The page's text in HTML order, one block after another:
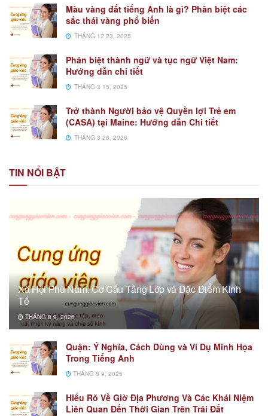
Màu vàng đất tiếng Anh là gì? Phân biệt các
sắc thái vàng phổ biến
THÁNG 12 23, 2025
Phân biệt thành ngữ và tục ngữ Việt Nam:
Hướng dẫn chi tiết
THÁNG 3 15, 2026
Trở thành Người bảo vệ Quyền lợi Trẻ em
(CASA) tại Maine: Hướng dẫn Chi tiết
THÁNG 3 28, 2026
TIN NỔI BẬT
Xã Hội Phù Nam: Cơ Cấu Tầng Lớp và Đặc Điểm Kinh
Tế
THÁNG 8 9, 2026
Quận: Ý Nghĩa, Cách Dùng và Ví Dụ Minh Họa
Trong Tiếng Anh
THÁNG 8 9, 2026
Hiểu Rõ Về Giờ Địa Phương Và Các Khái Niệm
Liên Quan Đến Thời Gian Trên Trái Đất